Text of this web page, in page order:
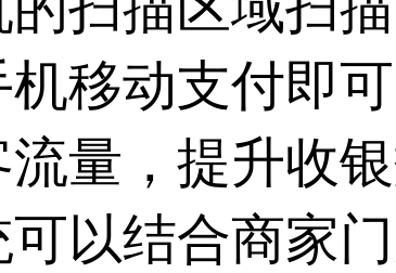
移动支付即
量，提升收
以结合商家